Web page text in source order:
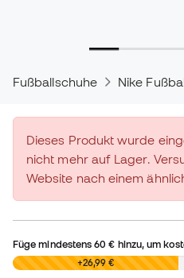
Fußballschuhe Nike
Dieses Produkt wurde
nicht mehr auf Lager.
Website nach einem
Füge mindestens60 € hinzu, um
0,00 € +26,99 €